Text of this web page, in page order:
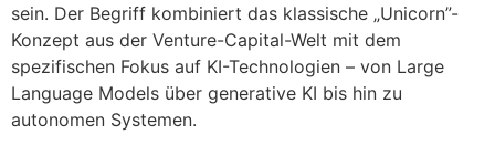
sein. Der Begriff kombiniert das klassische „Unicorn”-
Konzept aus der Venture-Capital-Welt mit dem
spezifischen Fokus auf KI-Technologien – von Large
Language Models über generative KI bis hin zu
autonomen Systemen.